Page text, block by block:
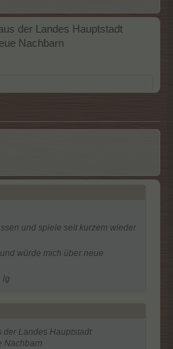
der Landes Hauptstadt
Nachbarn
und spiele seit kurzem wieder
würde mich über neue
lg
der Landes Hauptstadt
Nachbarn